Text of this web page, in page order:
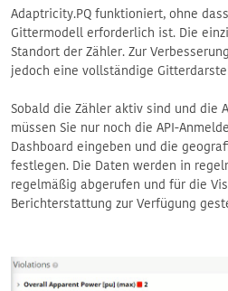
Adaptricity.PQ funktioniert, ohne
Gittermodell erforderlich ist. Die
Standort der Zähler. Zur
jedoch eine vollständige
Sobald die Zähler aktiv sind und die
müssen Sie nur noch die API-
Dashboard eingeben und die
festlegen. Die Daten werden in
regelmäßig abgerufen und für die
Berichterstattung zur Verfügung